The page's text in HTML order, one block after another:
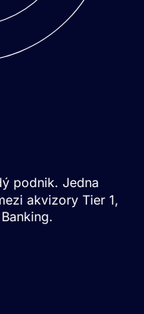
podnik. Jedna
akvizory Tier 1,